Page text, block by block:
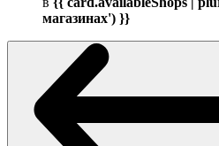
магазинах') }}